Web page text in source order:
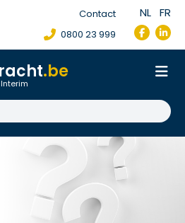
Contact
0800 23 999
NL FR
.be